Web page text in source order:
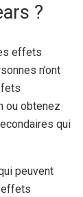
?
effets
n’ont
ou obtenez
qui
peuvent
effets